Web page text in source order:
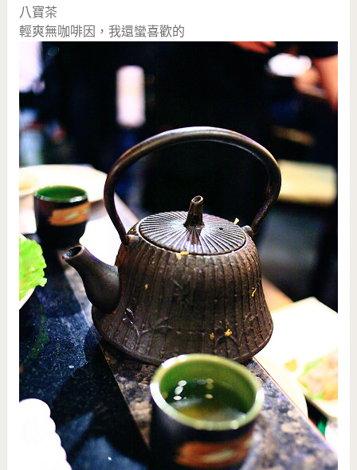
八寶茶
輕爽無咖啡因，我還蠻喜歡的